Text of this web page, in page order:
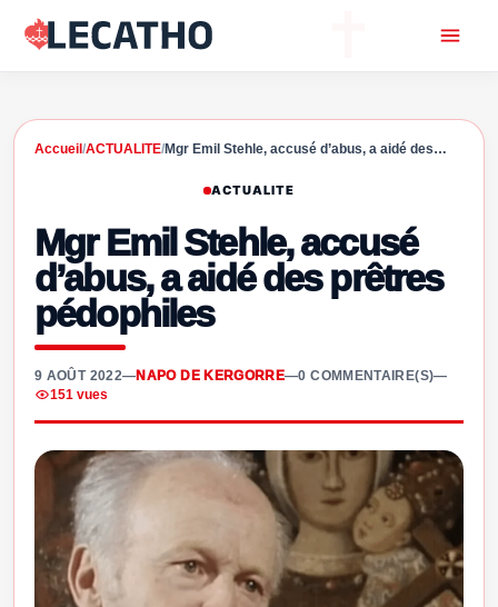
Accueil /ACTUALITE/Mgr Emil Stehle, accusé d’abus, a aidé des…
ACTUALITE
Mgr Emil Stehle, accusé
d’abus, a aidé des prêtres
pédophiles
9 AOÛT 2022—NAPO DE KERGORRE—0 COMMENTAIRE(S)—
151 vues